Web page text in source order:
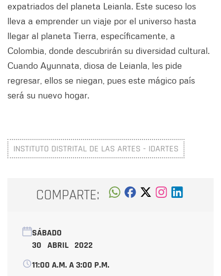
expatriados del planeta Leianla. Este suceso los
lleva a emprender un viaje por el universo hasta
llegar al planeta Tierra, específicamente, a
Colombia, donde descubrirán su diversidad cultural.
Cuando Ayunnata, diosa de Leianla, les pide
regresar, ellos se niegan, pues este mágico país
será su nuevo hogar.
INSTITUTO DISTRITAL DE LAS ARTES - IDARTES
COMPARTE:
SÁBADO
30 ABRIL 2022
11:00 A.M. A 3:00 P.M.